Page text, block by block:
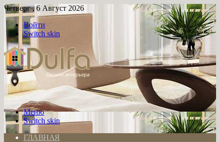
Четверг , 6 Август 2026
Войти
Switch skin
Меню
Switch skin
ГЛАВНАЯ